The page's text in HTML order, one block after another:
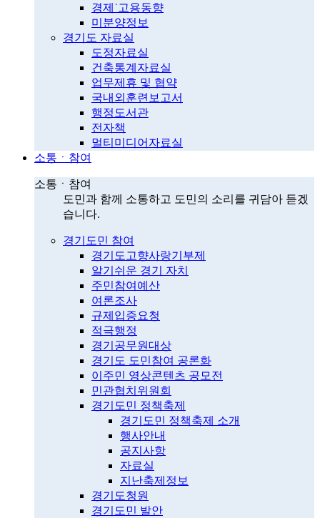
경제˙고용동향
미분양정보
경기도 자료실
도정자료실
건축통계자료실
업무제휴 및 협약
국내외훈련보고서
행정도서관
전자책
멀티미디어자료실
소통ㆍ참여
소통ㆍ참여
도민과 함께 소통하고 도민의 소리를 귀담아 듣겠
습니다.
경기도민 참여
경기도고향사랑기부제
알기쉬운 경기 자치
주민참여예산
여론조사
규제입증요청
적극행정
경기공무원대상
경기도 도민참여 공론화
이주민 영상콘텐츠 공모전
민관협치위원회
경기도민 정책축제
경기도민 정책축제 소개
행사안내
공지사항
자료실
지난축제정보
경기도청원
경기도민 발안